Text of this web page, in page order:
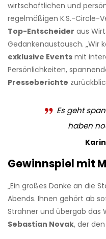
wirtschaftlichen und
regelmäßigen K.S.-Circle-
Top-Entscheider aus
Gedankenaustausch. „Wir
exklusive Events mit
Persönlichkeiten,
Presseberichte
Es geht
haben
Gewinnspiel mit
„Ein großes Danke an die
Abends. Ihnen gehört ab
Strahner und übergab das
Sebastian Novak, der